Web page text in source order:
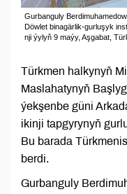
Gurbanguly
Döwlet binagärlik-gurluşyk
nji ýylyň 9 maýy, Aşgabat,
Türkmen halkynyň
Maslahatynyň
ýekşenbe güni
ikinji tapgyrynyň
Bu barada
berdi.
Gurbanguly